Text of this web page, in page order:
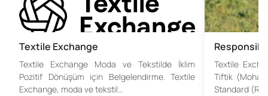
Textile Exchange
Textile Exchange Moda ve Tekstilde İklim
Pozitif Dönüşüm için Belgelendirme. Textile
Exchange, moda ve tekstil…
Textile
Tiftik
Standard